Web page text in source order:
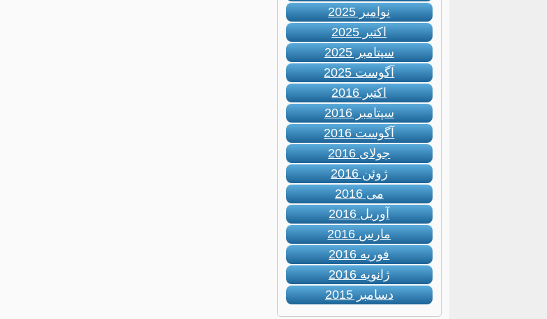
نوامبر 2025
اکتبر 2025
سپتامبر 2025
آگوست 2025
اکتبر 2016
سپتامبر 2016
آگوست 2016
جولای 2016
ژوئن 2016
می 2016
آوریل 2016
مارس 2016
فوریه 2016
ژانویه 2016
دسامبر 2015